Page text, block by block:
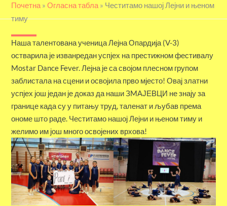
Почетна »Огласна табла » Честитамо нашој Лејни и њеном
тиму
Наша талентована ученица Лејна Опардија (V-3)
остварила је изванредан успјех на престижном фестивалу
Mostar Dance Fever. Лејна је са својом плесном групом
заблистала на сцени и освојила прво мјесто! Овај златни
успјех још један је доказ да наши ЗMАЈЕВЦИ не знају за
границе када су у питању труд, таленат и љубав према
ономе што раде. Честитамо нашој Лејни и њеном тиму и
желимо им још много освојених врхова!